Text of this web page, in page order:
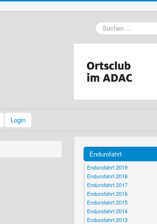
Suchen
...
Login
Endurofahrt
Endurofahrt 2019
Endurofahrt 2018
Endurofahrt 2017
Endurofahrt 2016
Endurofahrt 2015
Endurofahrt 2014
Endurofahrt 2013